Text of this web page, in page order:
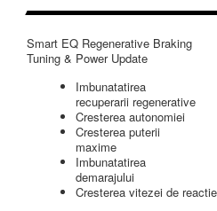
Smart EQ Regenerative Braking
Tuning & Power Update
Imbunatatirea
recuperarii regenerative
Cresterea autonomiei
Cresterea puterii
maxime
Imbunatatirea
demarajului
Cresterea vitezei de